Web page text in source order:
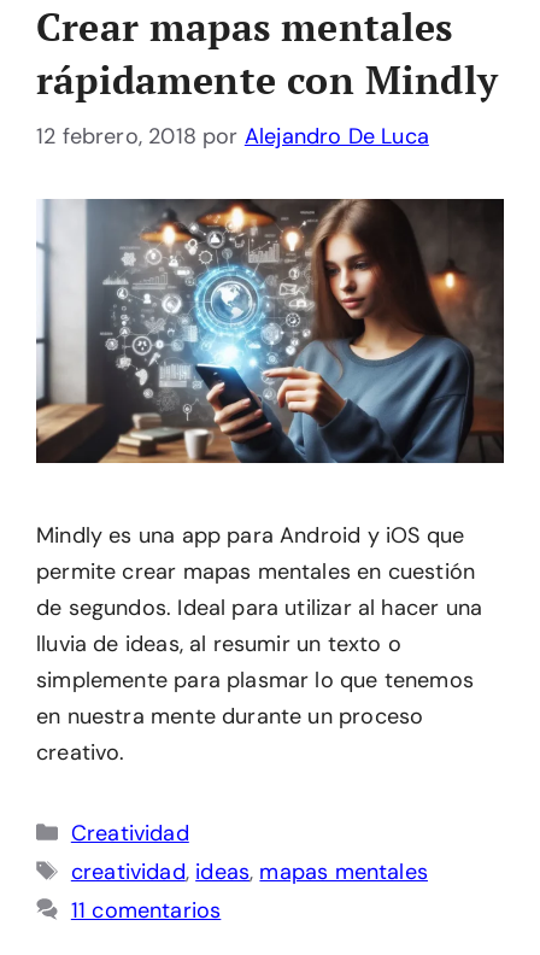
Crear mapas mentales
rápidamente con Mindly
12 febrero, 2018 por Alejandro De Luca
Mindly es una app para Android y iOS que
permite crear mapas mentales en cuestión
de segundos. Ideal para utilizar al hacer una
lluvia de ideas, al resumir un texto o
simplemente para plasmar lo que tenemos
en nuestra mente durante un proceso
creativo.
Categorías
Creatividad
Etiquetas
creatividad, ideas, mapas mentales
11 comentarios